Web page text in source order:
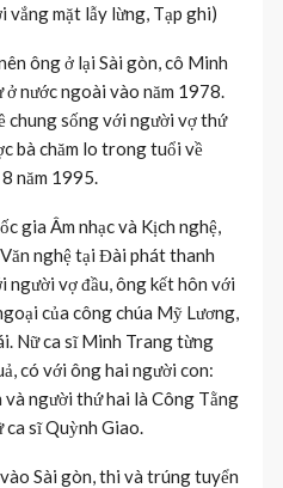
vắng mặt lẫy lừng, Tạp ghi)
ông ở lại Sài gòn, cô Minh
ở nước ngoài vào năm 1978.
chung sống với người vợ thứ
bà chăm lo trong tuổi về
năm 1995.
gia Âm nhạc và Kịch nghệ,
nghệ tại Đài phát thanh
người vợ đầu, ông kết hôn với
của công chúa Mỹ Lương,
Nữ ca sĩ Minh Trang từng
có với ông hai người con:
người thứ hai là Công Tằng
sĩ Quỳnh Giao.
Sài gòn, thi và trúng tuyển